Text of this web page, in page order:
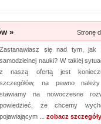
» Stronę
Zastanawiasz się nad tym, jak
samodzielnej nauki? W takiej
z naszą ofertą jest
szczegółów, na pewno
stawiamy na nowoczesne
powiedzieć, że chcemy
pojawiającym ... zobacz